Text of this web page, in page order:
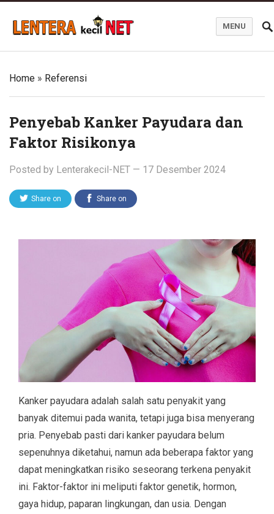
MENU
Home » Referensi
Penyebab Kanker Payudara dan
Faktor Risikonya
Posted by Lenterakecil-NET — 17 Desember 2024
Share on Share on
Kanker payudara adalah salah satu penyakit yang
banyak ditemui pada wanita, tetapi juga bisa menyerang
pria. Penyebab pasti dari kanker payudara belum
sepenuhnya diketahui, namun ada beberapa faktor yang
dapat meningkatkan risiko seseorang terkena penyakit
ini. Faktor-faktor ini meliputi faktor genetik, hormon,
gaya hidup, paparan lingkungan, dan usia. Dengan